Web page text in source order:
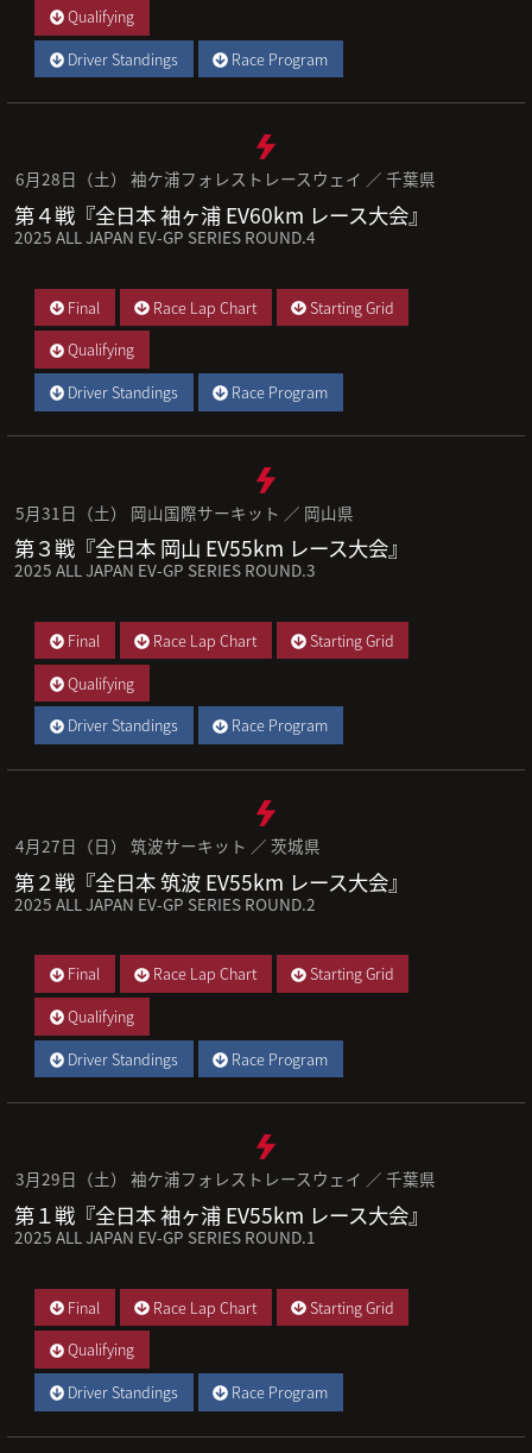
Qualifying
Driver Standings
Race Program
6月28日（土） 袖ケ浦フォレストレースウェイ ／ 千葉県
第４戦『全日本 袖ヶ浦 EV60km レース大会』
2025 ALL JAPAN EV-GP SERIES ROUND.4
Final Race Lap Chart
Starting Grid
Qualifying
Driver Standings
Race Program
5月31日（土） 岡山国際サーキット ／ 岡山県
第３戦『全日本 岡山 EV55km レース大会』
2025 ALL JAPAN EV-GP SERIES ROUND.3
Final Race Lap Chart
Starting Grid
Qualifying
Driver Standings
Race Program
4月27日（日） 筑波サーキット ／ 茨城県
第２戦『全日本 筑波 EV55km レース大会』
2025 ALL JAPAN EV-GP SERIES ROUND.2
Final Race Lap Chart
Starting Grid
Qualifying
Driver Standings
Race Program
3月29日（土） 袖ケ浦フォレストレースウェイ ／ 千葉県
第１戦『全日本 袖ヶ浦 EV55km レース大会』
2025 ALL JAPAN EV-GP SERIES ROUND.1
Final Race Lap Chart
Starting Grid
Qualifying
Driver Standings
Race Program